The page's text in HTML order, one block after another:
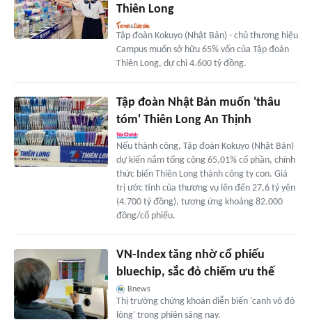
Thiên Long
Tập đoàn Kokuyo (Nhật Bản) - chủ thương hiệu
Campus muốn sở hữu 65% vốn của Tập đoàn
Thiên Long, dự chi 4.600 tỷ đồng.
Tập đoàn Nhật Bản muốn 'thâu
tóm' Thiên Long An Thịnh
Nếu thành công, Tập đoàn Kokuyo (Nhật Bản)
dự kiến nắm tổng cộng 65,01% cổ phần, chính
thức biến Thiên Long thành công ty con. Giá
trị ước tính của thương vụ lên đến 27,6 tỷ yên
(4.700 tỷ đồng), tương ứng khoảng 82.000
đồng/cổ phiếu.
VN-Index tăng nhờ cổ phiếu
bluechip, sắc đỏ chiếm ưu thế
Bnews
Thị trường chứng khoán diễn biến 'canh vỏ đỏ
lòng' trong phiên sáng nay.